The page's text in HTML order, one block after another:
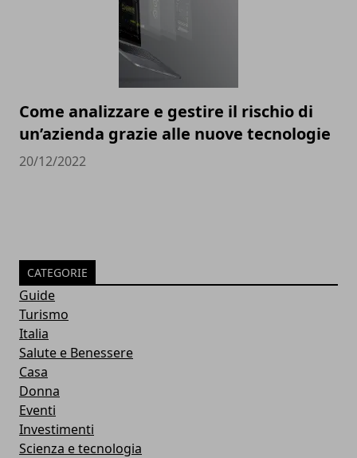
Come analizzare e gestire il rischio di
un’azienda grazie alle nuove tecnologie
20/12/2022
CATEGORIE
Guide
Turismo
Italia
Salute e Benessere
Casa
Donna
Eventi
Investimenti
Scienza e tecnologia